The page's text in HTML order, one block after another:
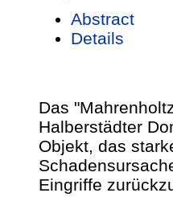
Abstract
Details
Das
Halberstädter
Objekt, das
Eingriffe